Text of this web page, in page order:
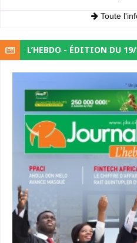
Toute
L’HEBDO - ÉDITION DU